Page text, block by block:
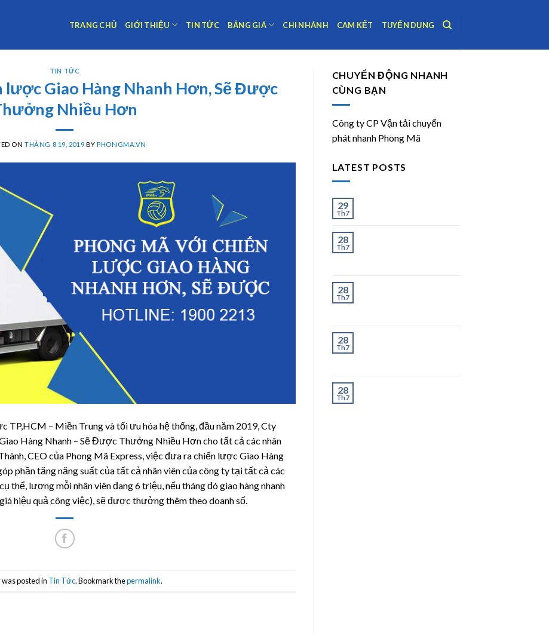
TRANG CHỦ GIỚI THIỆU TIN TỨC BẢNG GIÁ CHI NHÁNH CAM KẾT TUYỂN DỤNG
TIN TỨC
lược Giao Hàng Nhanh Hơn, Sẽ Được
Nhiều Hơn
ONTHÁNG 8 19, 2019 BYPHONGMA.VN
TP,HCM – Miền Trung và tối ưu hóa hệ thống, đầu năm 2019, Cty
Hàng Nhanh – Sẽ Được Thưởng Nhiều Hơn cho tất cả các nhân
CEO của Phong Mã Express, việc đưa ra chiến lược Giao Hàng
phần tăng năng suất của tất cả nhân viên của công ty tại tất cả các
thể, lương mỗi nhân viên đang 6 triệu, nếu tháng đó giao hàng nhanh
hiệu quả công việc), sẽ được thưởng thêm theo doanh số.
posted in Tin Tức. Bookmark thepermalink.
CHUYỂN ĐỘNG NHANH
CÙNG BẠN
Công ty CP Vận tải chuyển
phát nhanh Phong Mã
LATEST POSTS
29
Th7
28
Th7
28
Th7
28
Th7
28
Th7